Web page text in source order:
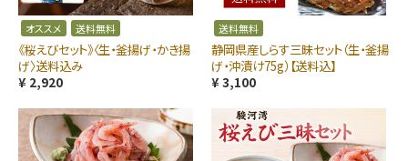
オススメ 送料無料
《桜えびセット》〈生・釜揚げ・かき揚
げ〉送料込み
¥ 2,920
送料無料
静岡県産しらす三昧セット（生・釜揚
げ・沖漬け75g）【送料込】
¥ 3,100